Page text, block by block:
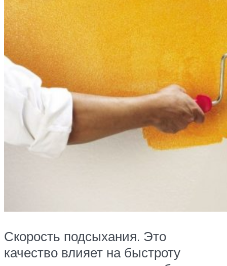
Скорость подсыхания. Это
качество влияет на быстроту